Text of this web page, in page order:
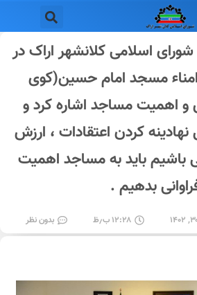
اسلامی کلانشهر اراک در
مسجد امام حسین(کوی
اهمیت مساجد اشاره کرد و
کردن اعتقادات ، ارزش
باشیم باید به مساجد اهمیت
بدهیم .
۱۲:۲۸ ب٫ظ بدون نظر